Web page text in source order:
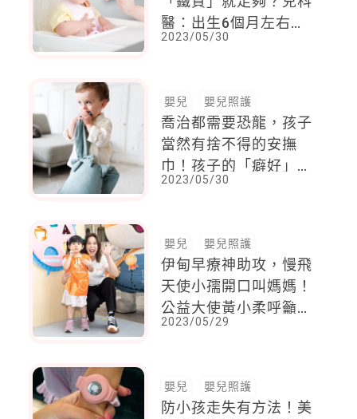
醫：出生6個月左右會
消耗殆盡，聰明補鐵可
2023/05/30
嬰兒 嬰兒照護
喬治都需要恐龍，孩子
當然有捨不得的安撫
巾！孩子的「癖好」，
該不該糾正？ 改善方
2023/05/30
嬰兒 嬰兒照護
伊甸早療神助攻，慢飛
天使小孺開口叫媽媽！
公益大使黃小柔呼籲孩
子發展不能等
2023/05/29
嬰兒 嬰兒照護
防小孩走失有方法！美